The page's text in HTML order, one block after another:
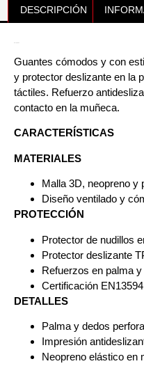
DESCRIPCIÓN
Guantes cómodos y con
y protector deslizante en la
táctiles. Refuerzo
contacto en la muñeca.
CARACTERÍSTICAS
MATERIALES
Malla 3D, neopreno y
Diseño ventilado y
PROTECCIÓN
Protector de nudillos
Protector deslizante
Refuerzos en palma y
Certificación
DETALLES
Palma y dedos
Impresión
Neopreno elástico en